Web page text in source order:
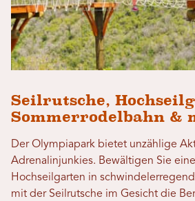
Seilrutsche,
Sommerrodelbahn &
Der Olympiapark bietet unzählige
Adrenalinjunkies. Bewältigen Sie
Hochseilgarten in
mit der Seilrutsche im Gesicht die